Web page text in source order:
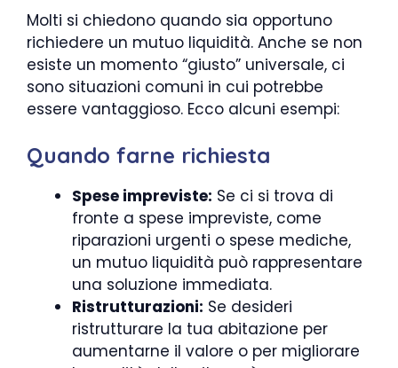
Molti si chiedono quando sia opportuno
richiedere un mutuo liquidità. Anche se non
esiste un momento “giusto” universale, ci
sono situazioni comuni in cui potrebbe
essere vantaggioso. Ecco alcuni esempi:
Quando farne richiesta
Spese impreviste: Se ci si trova di
fronte a spese impreviste, come
riparazioni urgenti o spese mediche,
un mutuo liquidità può rappresentare
una soluzione immediata.
Ristrutturazioni: Se desideri
ristrutturare la tua abitazione per
aumentarne il valore o per migliorare